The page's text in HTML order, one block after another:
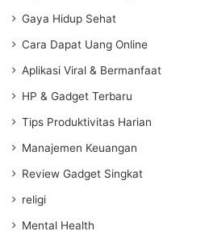
Gaya Hidup Sehat
Cara Dapat Uang Online
Aplikasi Viral & Bermanfaat
HP & Gadget Terbaru
Tips Produktivitas Harian
Manajemen Keuangan
Review Gadget Singkat
religi
Mental Health